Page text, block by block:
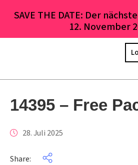
SAVE THE DATE: Der
12. November
14395 – Free
28. Juli 2025
Share: